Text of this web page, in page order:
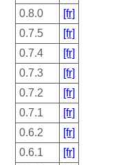
0.8.0
[fr]
0.7.5
[fr]
0.7.4
[fr]
0.7.3
[fr]
0.7.2
[fr]
0.7.1
[fr]
0.6.2
[fr]
0.6.1
[fr]